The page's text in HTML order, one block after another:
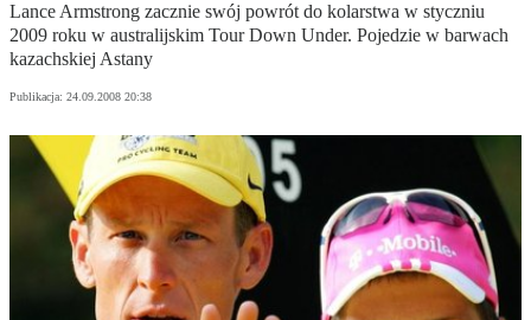
Lance Armstrong zacznie swój powrót do kolarstwa w styczniu
2009 roku w australijskim Tour Down Under. Pojedzie w barwach
kazachskiej Astany
Publikacja: 24.09.2008 20:38